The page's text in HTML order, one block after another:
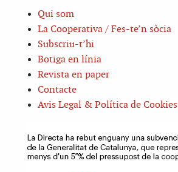
Qui som
La Cooperativa / Fes-te’n sòcia
Subscriu-t’hi
Botiga en línia
Revista en paper
Contacte
Avis Legal & Política de Cookies